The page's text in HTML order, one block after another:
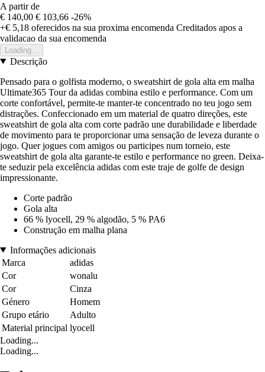
A partir de
€ 140,00 € 103,66 -26%
+€ 5,18 oferecidos na sua proxima encomenda Creditados apos a
validacao da sua encomenda
Loading...
Descrição
Pensado para o golfista moderno, o sweatshirt de gola alta em malha
Ultimate365 Tour da adidas combina estilo e performance. Com um
corte confortável, permite-te manter-te concentrado no teu jogo sem
distrações. Confeccionado em um material de quatro direções, este
sweatshirt de gola alta com corte padrão une durabilidade e liberdade
de movimento para te proporcionar uma sensação de leveza durante o
jogo. Quer jogues com amigos ou participes num torneio, este
sweatshirt de gola alta garante-te estilo e performance no green. Deixa-
te seduzir pela excelência adidas com este traje de golfe de design
impressionante.
Corte padrão
Gola alta
66 % lyocell, 29 % algodão, 5 % PA6
Construção em malha plana
Informações adicionais
Marca
adidas
Cor
wonalu
Cor
Cinza
Género
Homem
Grupo etário
Adulto
Material principal lyocell
Loading...
Loading...